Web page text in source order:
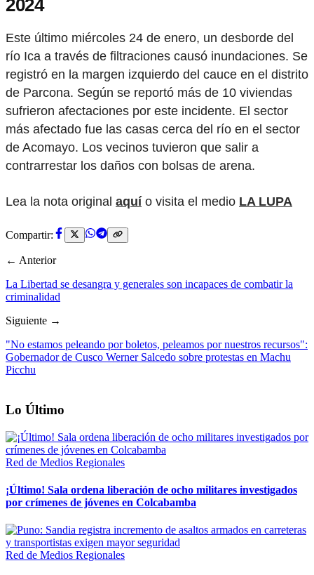
2024
Este último miércoles 24 de enero, un desborde del
río Ica a través de filtraciones causó inundaciones. Se
registró en la margen izquierdo del cauce en el distrito
de Parcona. Según se reportó más de 10 viviendas
sufrieron afectaciones por este incidente. El sector
más afectado fue las casas cerca del río en el sector
de Acomayo. Los vecinos tuvieron que salir a
contrarrestar los daños con bolsas de arena.
Lea la nota original aquío visita el medio LA LUPA
Compartir:
← Anterior
La Libertad se desangra y generales son incapaces de combatir la
criminalidad
Siguiente →
"No estamos peleando por boletos, peleamos por nuestros recursos":
Gobernador de Cusco Werner Salcedo sobre protestas en Machu
Picchu
Lo Último
Red de Medios Regionales
¡Último! Sala ordena liberación de ocho militares investigados
por crímenes de jóvenes en Colcabamba
Red de Medios Regionales